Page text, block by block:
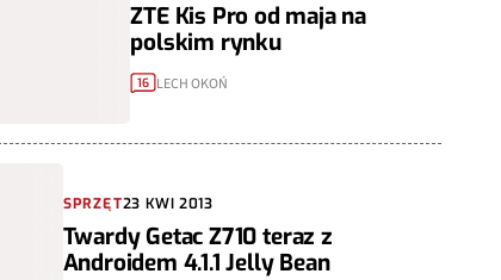
ZTE Kis Pro od maja na
polskim rynku
16 LECH OKOŃ
SPRZĘT23 KWI 2013
Twardy Getac Z710 teraz z
Androidem 4.1.1 Jelly Bean